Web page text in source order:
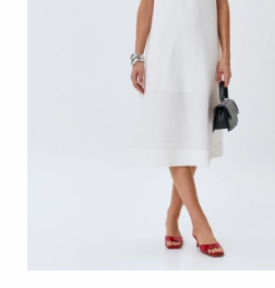
ДОБАВИТЬ В КОРЗИНУ
46